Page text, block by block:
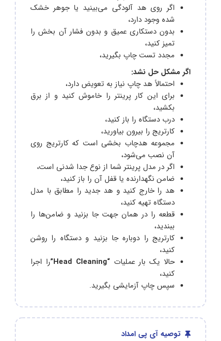
اگر روی هد آلودگی می‌بینید یا جوهر خشک
شده وجود دارد،
بدون دستکاری عمیق و بدون فشار آن بخش را
تمیز کنید،
مجدد تست چاپ بگیرید،
اگر مشکل حل نشد:
احتمالاً هد چاپ نیاز به تعویض دارد،
برای این کار پرینتر را خاموش کنید و از برق
بکشید،
درب دستگاه را باز کنید،
کارتریج را بیرون بیاورید،
مجموعه هدچاب بخشی است که کارتریج روی
آن نصب می‌شود،
اگر در مدل پرینتر شما از نوع جدا شدنی است،
ضامن نگهدارنده یا قفل آن را باز کنید،
هد را خارج کنید و هد جدید را مطابق با مدل
دستگاه تهیه کنید،
قطعه را در همان جهت جا بزنید و ضامن‌ها را
ببندید،
کارتریج را دوباره جا بزنید و دستگاه را روشن
کنید،
حالا یک بار عملیات “Head Cleaning”
را اجرا
کنید،
سپس چاپ آزمایشی بگیرید.
توصیه آی پی امداد